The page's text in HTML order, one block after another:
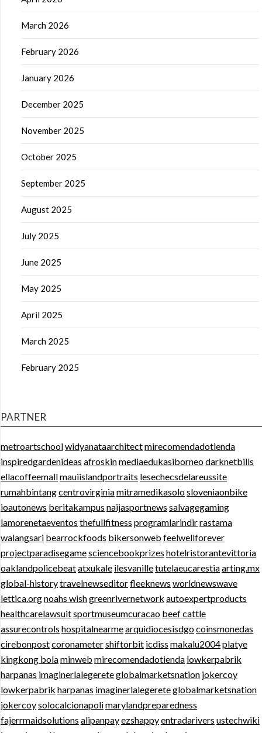
March 2026
February 2026
January 2026
December 2025
November 2025
October 2025
September 2025
August 2025
July 2025
June 2025
May 2025
April 2025
March 2025
February 2025
PARTNER
metroartschoolwidyanataarchitectmirecomendadotienda
inspiredgardenideas afroskinmediaedukasiborneodarknetbills
ellacoffeemallmauiislandportraits lesechecsdelareussite
rumahbintangcentrovirginiamitramedikasolosloveniaonbike
ioautonews beritakampus naijasportnews salvagegaming
lamorenetaeventos thefullfitness programlarindirrastama
walangsari bearrockfoods bikersonweb feelwellforever
projectparadisegamesciencebookprizes hotelristorantevittoria
oaklandpolicebeatatxukale ilesvanilletutelaeucarestiaarting.mx
global-historytravelnewseditorfleeknews worldnewswave
lettica.orgnoahs wishgreenrivernetwork autoexpertproducts
healthcarelawsuitsportmuseumcuracao beef cattle
assurecontrols hospitalnearmearquidiocesisdgocoinsmonedas
cirebonpostcoronametershiftorbit icdiss makalu2004platye
kingkong bolaminweb mirecomendadotienda lowkerpabrik
harpanas imaginerlalegereteglobalmarketsnation jokercoy
lowkerpabrik harpanas imaginerlalegereteglobalmarketsnation
jokercoysolocalcionapolimarylandpreparedness
fajerrmaidsolutions alipanpayezshappyentradarivers ustechwiki